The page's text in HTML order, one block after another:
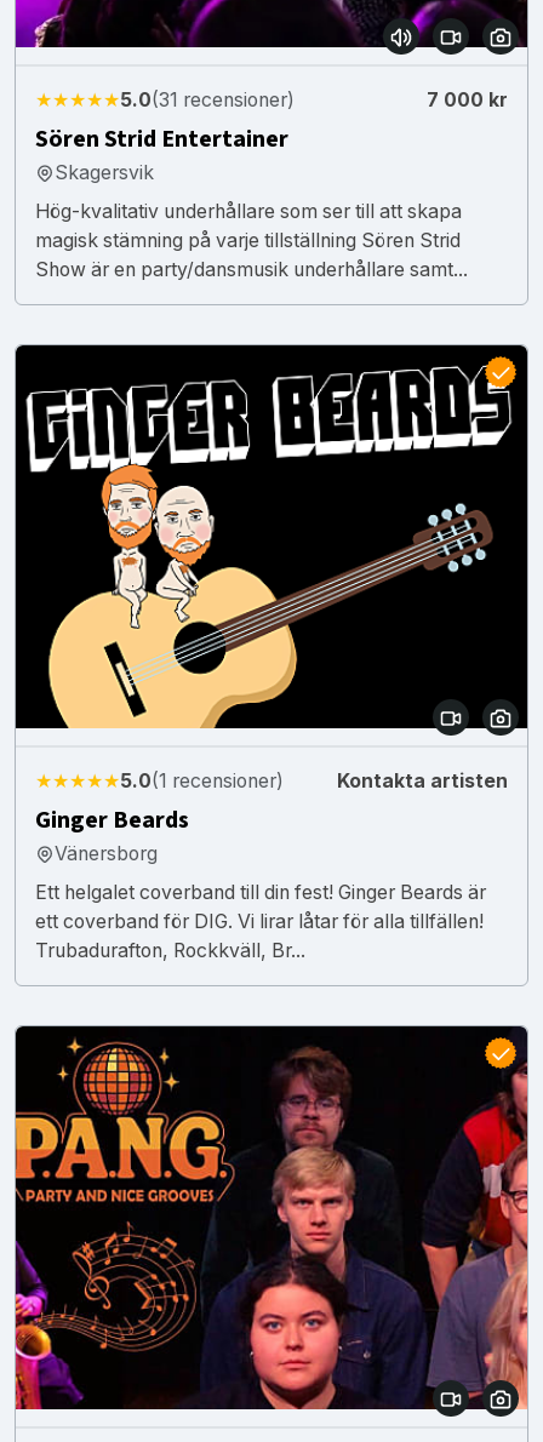
★★★★★5.0(31 recensioner) 7 000 kr
Sören Strid Entertainer
Skagersvik
Hög-kvalitativ underhållare som ser till att skapa
magisk stämning på varje tillställning Sören Strid
Show är en party/dansmusik underhållare samt...
★★★★★5.0(1 recensioner) Kontakta artisten
Ginger Beards
Vänersborg
Ett helgalet coverband till din fest! Ginger Beards är
ett coverband för DIG. Vi lirar låtar för alla tillfällen!
Trubadurafton, Rockkväll, Br...